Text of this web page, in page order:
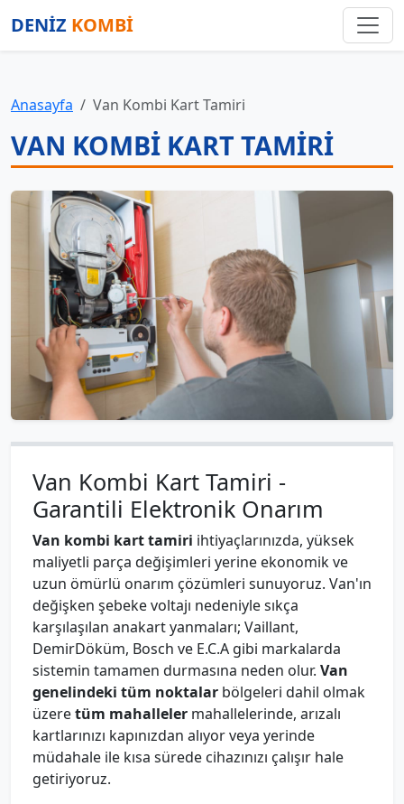
DENİZ KOMBİ
Anasayfa Van Kombi Kart Tamiri
VAN KOMBI KART TAMIRI
Van Kombi Kart Tamiri -
Garantili Elektronik Onarım
Van kombi kart tamiri ihtiyaçlarınızda, yüksek
maliyetli parça değişimleri yerine ekonomik ve
uzun ömürlü onarım çözümleri sunuyoruz. Van'ın
değişken şebeke voltajı nedeniyle sıkça
karşılaşılan anakart yanmaları; Vaillant,
DemirDöküm, Bosch ve E.C.A gibi markalarda
sistemin tamamen durmasına neden olur. Van
genelindeki tüm noktalar bölgeleri dahil olmak
üzeretüm mahalleler mahallelerinde, arızalı
kartlarınızı kapınızdan alıyor veya yerinde
müdahale ile kısa sürede cihazınızı çalışır hale
getiriyoruz.